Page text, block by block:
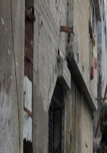
milliyetçi ve ulus-devlet
söylemlerine sahip çıkar bir
hüviyete bürünmüştür.